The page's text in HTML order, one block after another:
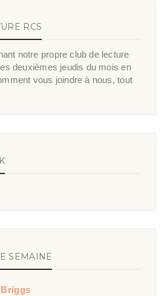
RCS
notre propre club de lecture
deuxièmes jeudis du mois en
vous joindre à nous, tout
SEMAINE